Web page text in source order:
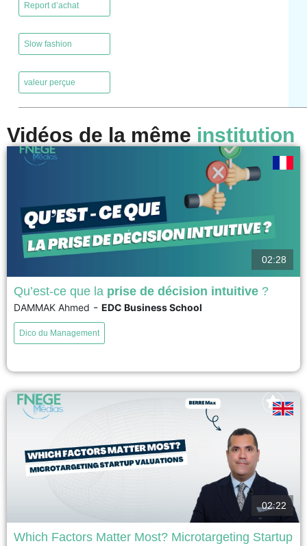
Report d’achat
Slow fashion
valeur perçue
Vidéos de la même institution
La prise de décision intuitive est souvent perçue, à tort, comme une
démarche irrationnelle ou mystique. En s'appuyant sur les théories des
organisations (Herbert Simon, Henry Mintzberg) et sur les neurosciences
voir
02:28
Qu’est-ce que la prise de décision intuitive ?
DAMMAK Ahmed - EDC Business School
Dico du Management
02:22
Which Factors Matter Most? Microtargeting Startup